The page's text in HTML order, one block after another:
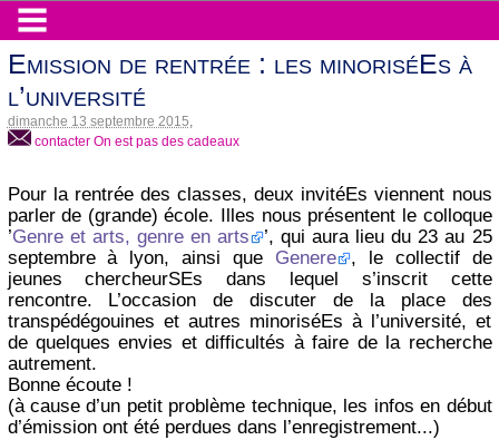
Emission de rentrée : les minoriséEs à
l’université
dimanche 13 septembre 2015
contacter On est pas des cadeaux
Pour la rentrée des classes, deux invitéEs viennent nous
parler de (grande) école. Illes nous présentent le colloque
’Genre et arts, genre en arts
’, qui aura lieu du 23 au 25
septembre à lyon, ainsi que Genere
, le collectif de
jeunes chercheurSEs dans lequel s’inscrit cette
rencontre. L’occasion de discuter de la place des
transpédégouines et autres minoriséEs à l’université, et
de quelques envies et difficultés à faire de la recherche
autrement.
Bonne écoute !
(à cause d’un petit problème technique, les infos en début
d’émission ont été perdues dans l’enregistrement...)